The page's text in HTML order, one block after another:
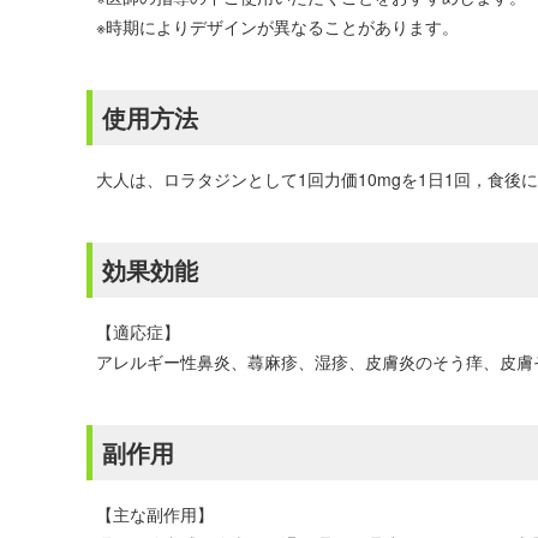
※時期によりデザインが異なることがあります。
使用方法
大人は、ロラタジンとして1回力価10mgを1日1回，食後
効果効能
【適応症】
アレルギー性鼻炎、蕁麻疹、湿疹、皮膚炎のそう痒、皮膚
副作用
【主な副作用】